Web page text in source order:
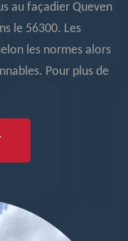
au façadier Queven
le 56300. Les
les normes alors
Pour plus de